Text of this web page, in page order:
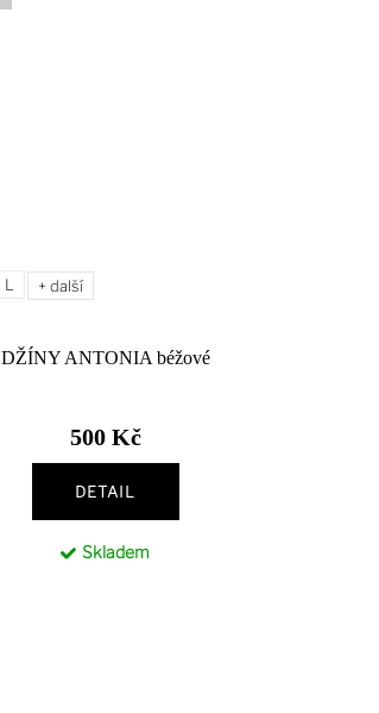
L + další
DŽÍNY ANTONIA béžové
500 Kč
DETAIL
Skladem